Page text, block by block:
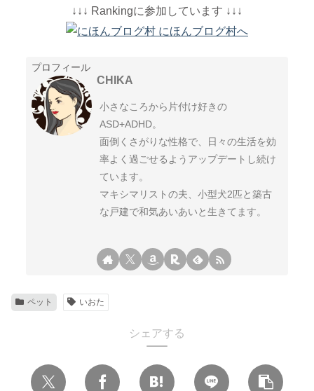
↓↓↓ Rankingに参加しています ↓↓↓
プロフィール
CHIKA
小さなころから片付け好きの
ASD+ADHD。
面倒くさがりな性格で、日々の生活を効
率よく過ごせるようアップデートし続け
ています。
マキシマリストの夫、小型犬2匹と築古
な戸建で和気あいあいと生きてます。
ペット いおた
シェアする